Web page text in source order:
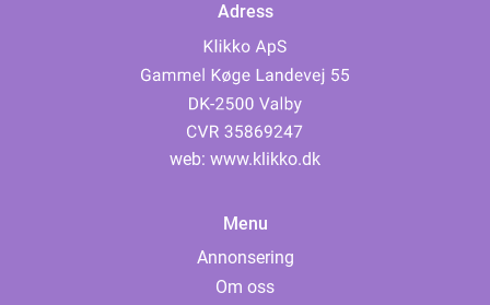
Adress
web: www.klikko.dk
Menu
Annonsering
Om oss